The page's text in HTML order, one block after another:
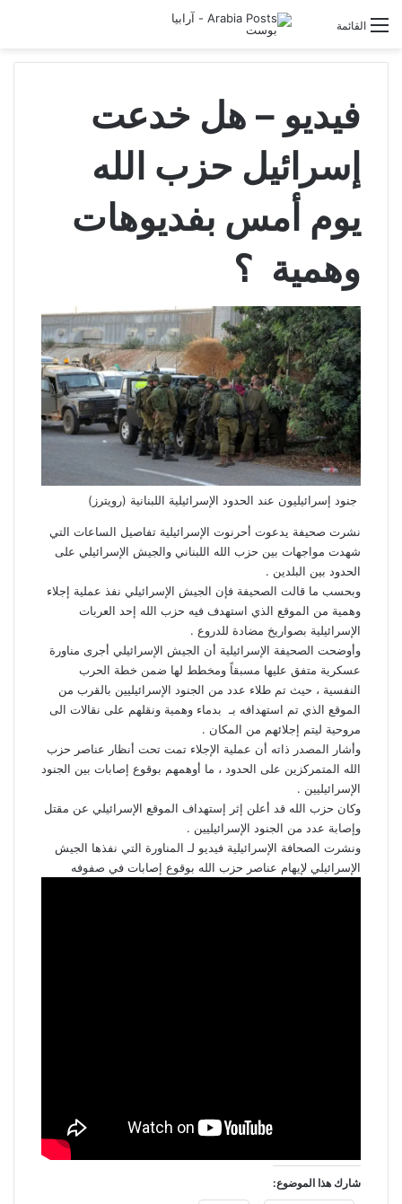
القائمة تسجيل الدخول
فيديو – هل خدعت
إسرائيل حزب الله
يوم أمس بفديوهات
وهمية ؟
جنود إسرائيليون عند الحدود الإسرائيلية اللبنانية (رويترز)
نشرت صحيفة يدعوت أحرنوت الإسرائيلية تفاصيل الساعات التي
شهدت مواجهات بين حزب الله اللبناني والجيش الإسرائيلي على
الحدود بين البلدين .
وبحسب ما قالت الصحيفة فإن الجيش الإسرائيلي نفذ عملية إجلاء
وهمية من الموقع الذي استهدف فيه حزب الله إحد العربات
الإسرائيلية بصواريخ مضادة للدروع .
وأوضحت الصحيفة الإسرائيلية أن الجيش الإسرائيلي أجرى مناورة
عسكرية متفق عليها مسبقاً ومخطط لها ضمن خطة الحرب
النفسية ، حيث تم طلاء عدد من الجنود الإسرائيليين بالقرب من
الموقع الذي تم استهدافه بـ بدماء وهمية ونقلهم على نقالات الى
مروحية ليتم إجلائهم من المكان .
وأشار المصدر ذاته أن عملية الإجلاء تمت تحت أنظار عناصر حزب
الله المتمركزين على الحدود ، ما أوهمهم بوقوع إصابات بين الجنود
الإسرائيليين .
وكان حزب الله قد أعلن إثر إستهداف الموقع الإسرائيلي عن مقتل
وإصابة عدد من الجنود الإسرائيليين .
ونشرت الصحافة الإسرائيلية فيديو لـ المناورة التي نفذها الجيش
الإسرائيلي لإيهام عناصر حزب الله بوقوع إصابات في صفوفه
شارك هذا الموضوع: